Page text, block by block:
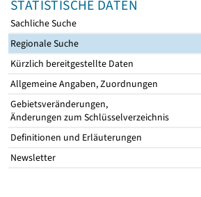
STATISTISCHE DATEN
Sachliche Suche
Regionale Suche
Kürzlich bereitgestellte Daten
Allgemeine Angaben, Zuordnungen
Gebietsveränderungen,
Änderungen zum Schlüsselverzeichnis
Definitionen und Erläuterungen
Newsletter